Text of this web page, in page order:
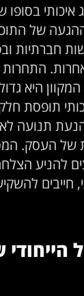
איכותי
של
חברתיות
היא
תופסת
תנועה
של העסק.
להניע
חייבים